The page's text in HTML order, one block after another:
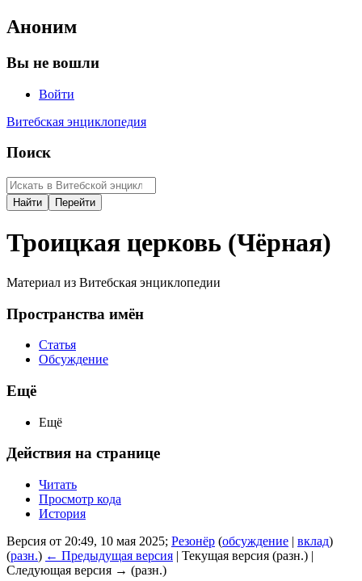
Аноним
Вы не вошли
Войти
Витебская энциклопедия
Поиск
Троицкая церковь (Чёрная)
Материал из Витебская энциклопедии
Пространства имён
Статья
Обсуждение
Ещё
Ещё
Действия на странице
Читать
Просмотр кода
История
Версия от 20:49, 10 мая 2025; Резонёр (обсуждение | вклад)
(разн.) ← Предыдущая версия | Текущая версия (разн.) |
Следующая версия → (разн.)